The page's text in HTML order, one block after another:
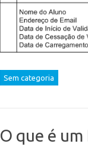
Sem categoria
O que é